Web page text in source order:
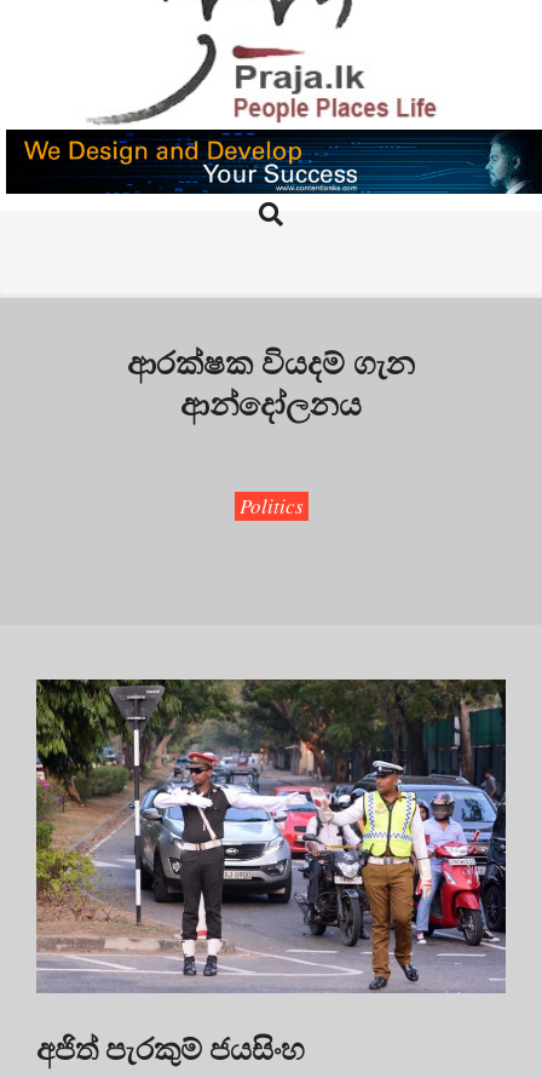
PRAJA.LK
Search
ආරක්ෂක වියදම් ගැන
ආන්දෝලනය
Politics
අජිත් පැරකුම් ජයසිංහ